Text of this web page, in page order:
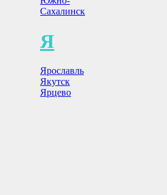
Сахалинск
Я
Ярославль
Якутск
Ярцево